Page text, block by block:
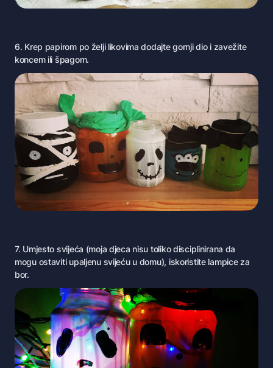
6. Krep papirom po želji likovima dodajte gornji dio i zavežite
koncem ili špagom.
7. Umjesto svijeća (moja djeca nisu toliko disciplinirana da
mogu ostaviti upaljenu svijeću u domu), iskoristite lampice za
bor.